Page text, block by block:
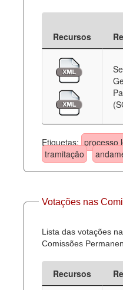
Recursos
Etiquetas: processo
tramitação
Votações nas
Lista das votações
Comissões
Recursos